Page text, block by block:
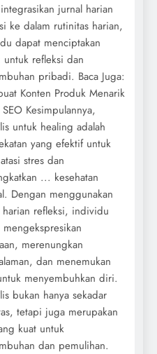
jurnal harian
ke dalam rutinitas harian,
dapat menciptakan
untuk refleksi dan
pribadi. Baca Juga:
Konten Produk Menarik
Kesimpulannya,
untuk healing adalah
yang efektif untuk
stres dan
... kesehatan
Dengan menggunakan
harian refleksi, individu
merenungkan
dan menemukan
menyembuhkan diri.
bukan hanya sekadar
tetapi juga merupakan
kuat untuk
dan pemulihan.